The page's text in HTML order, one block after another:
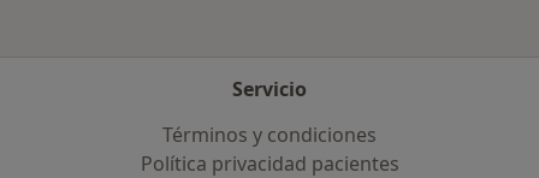
Servicio
Términos y condiciones
Política privacidad pacientes